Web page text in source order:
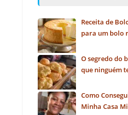
Receita de
para um bolo
O segredo do
que ninguém
Como
Minha Casa